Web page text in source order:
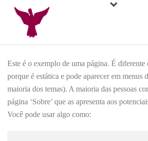
Este é o exemplo de uma página. É diferente
porque é estática e pode aparecer em menus
maioria dos temas). A maioria das pessoas
página ‘Sobre’ que as apresenta aos
Você pode usar algo como: